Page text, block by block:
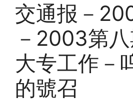
交通报－
－2003第
大专工作－
的號召